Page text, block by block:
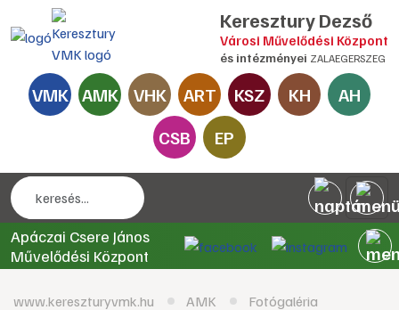
Keresztury Dezső
Városi Művelődési Központ
és intézményei ZALAEGERSZEG
VMK AMK VHK ART KSZ KH
AH
CSB
EP
Apáczai Csere János
Művelődési Központ
www.kereszturyvmk.hu AMK Fotógaléria